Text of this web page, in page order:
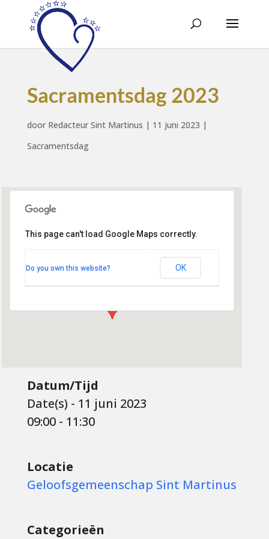
Sacramentsdag 2023
door Redacteur Sint Martinus | 11 juni 2023 |
Sacramentsdag
Geloofsgemeenschap Sint
Kerklaan 22 - Hoogland
This page can't load Google Maps correctly.
Do you own this website? OK
Datum/Tijd
Date(s) - 11 juni 2023
09:00 - 11:30
Locatie
Geloofsgemeenschap Sint Martinus
Categorieën